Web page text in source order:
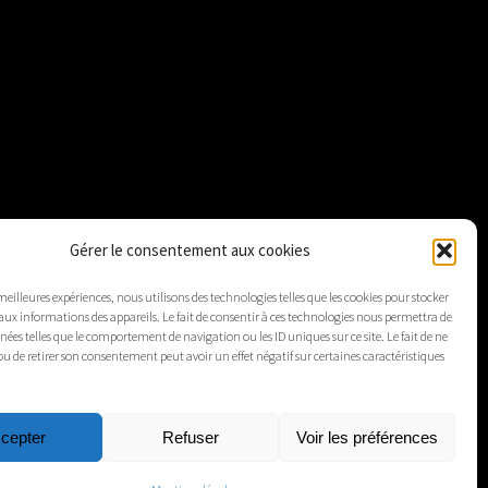
Gérer le consentement aux cookies
expériences, nous utilisons des technologies telles que les cookies pour stocker
informations des appareils. Le fait de consentir à ces technologies nous permettra de
telles que le comportement de navigation ou les ID uniques sur ce site. Le fait de ne
de retirer son consentement peut avoir un effet négatif sur certaines caractéristiques
Refuser Voir les préférences